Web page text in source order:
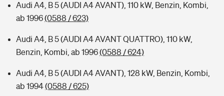
Audi A4, B 5 (AUDI A4 AVANT), 110 kW, Benzin, Kombi,
ab 1996(0588 / 623)
Audi A4, B 5 (AUDI A4 AVANT QUATTRO), 110 kW,
Benzin, Kombi, ab 1996(0588 / 624)
Audi A4, B 5 (AUDI A4 AVANT), 128 kW, Benzin, Kombi,
ab 1994(0588 / 625)